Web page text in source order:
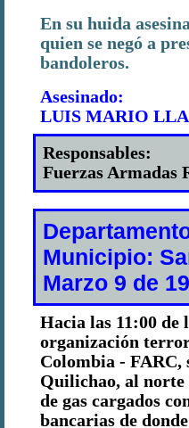
En su huida
quien se negó a
bandoleros.
Asesinado:
LUIS MARIO
Responsables:
Fuerzas Armadas
Municipio:
Marzo 9 de
Hacia las 11:00 de
organización
Colombia - FARC,
Quilichao, al norte
de gas cargados
bancarias de